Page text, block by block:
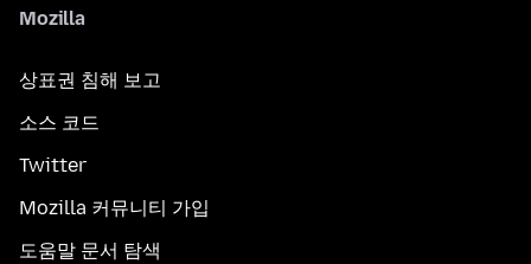
Mozilla
상표권 침해 보고
소스 코드
Twitter
Mozilla 커뮤니티 가입
도움말 문서 탐색